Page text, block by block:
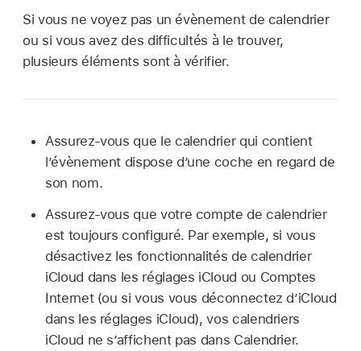
Si vous ne voyez pas un évènement de calendrier
ou si vous avez des difficultés à le trouver,
plusieurs éléments sont à vérifier.
Assurez-vous que le calendrier qui contient
l’évènement dispose d’une coche en regard de
son nom.
Assurez-vous que votre compte de calendrier
est toujours configuré. Par exemple, si vous
désactivez les fonctionnalités de calendrier
iCloud dans les réglages iCloud ou Comptes
Internet (ou si vous vous déconnectez d’iCloud
dans les réglages iCloud), vos calendriers
iCloud ne s’affichent pas dans Calendrier.